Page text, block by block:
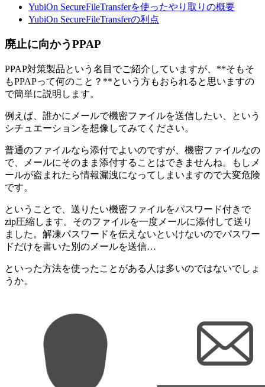
YubiOn SecureFileTransferを使ったやり取りの概要
YubiOn SecureFileTransferの利点
廃止に向かうPPAP
PPAP対策製品という名目でご紹介していますが、**そもそ
もPPAPって何のこと？**という方もおられると思いますの
で簡単に説明します。
例えば、誰かにメールで機密ファイルを送信したい、という
シチュエーションを想像してみてください。
普通のファイルなら添付でよいのですが、機密ファイルなの
で、メールにそのまま添付することはできませんね。もしメ
ールが盗まれたら情報漏洩になってしまいますので大変危険
です。
ということで、送りたい機密ファイルをパスワード付きで
zip圧縮します。そのファイルを一度メールに添付して送り
ました。解凍パスワードを伝えないといけないのでパスワー
ドだけを書いた別のメールを送信…
といった方法を使ったことがある人は多いのではないでしょ
うか。